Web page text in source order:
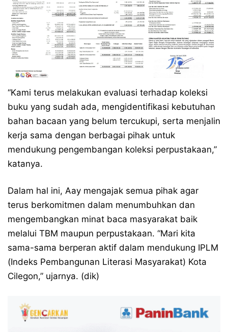
“Kami terus melakukan evaluasi terhadap koleksi
buku yang sudah ada, mengidentifikasi kebutuhan
bahan bacaan yang belum tercukupi, serta menjalin
kerja sama dengan berbagai pihak untuk
mendukung pengembangan koleksi perpustakaan,”
katanya.
Dalam hal ini, Aay mengajak semua pihak agar
terus berkomitmen dalam menumbuhkan dan
mengembangkan minat baca masyarakat baik
melalui TBM maupun perpustakaan. “Mari kita
sama-sama berperan aktif dalam mendukung IPLM
(Indeks Pembangunan Literasi Masyarakat) Kota
Cilegon,” ujarnya. (dik)